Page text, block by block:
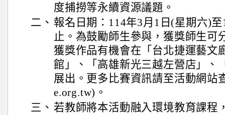
度捕撈等永續資源議題。
二、 報名日期：114年3月1日(星期六)
止。為鼓勵師生參與，獲獎師生可
獲獎作品有機會在「台北捷運藝文
館」、「高雄新光三越左營店」、
展出。更多比賽資訊請至活動網站
e.org.tw)。
三、 若教師將本活動融入環境教育課程